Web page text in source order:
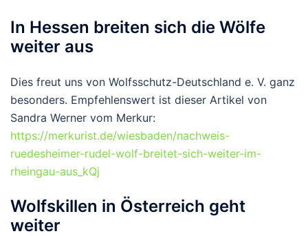
In Hessen breiten sich die Wölfe
weiter aus
Dies freut uns von Wolfsschutz-Deutschland e. V. ganz
besonders. Empfehlenswert ist dieser Artikel von
Sandra Werner vom Merkur:
https://merkurist.de/wiesbaden/nachweis-
ruedesheimer-rudel-wolf-breitet-sich-weiter-im-
rheingau-aus_kQj
Wolfskillen in Österreich geht
weiter